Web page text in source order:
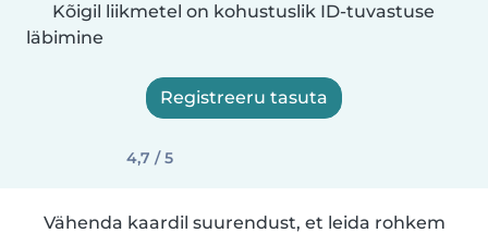
Kõigil liikmetel on kohustuslik ID-tuvastuse
läbimine
Registreeru tasuta
4,7 / 5
Vähenda kaardil suurendust, et leida rohkem